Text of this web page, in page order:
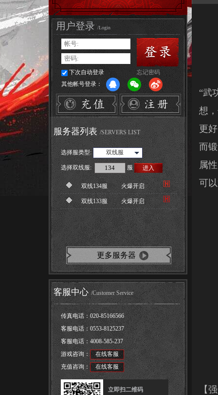
用户登录/Login
下次自动登录
忘记密码
其他帐号登录：
服务器列表 /SERVERS LIST
选择服类型: 双线服
选择双线服: 服 进入
双线134服 火爆开启
双线133服 火爆开启
更多服务器
客服中心 /Customer Service
传真电话： 020-85166566
客服电话：0553-8125237
客服电话： 4008-585-237
游戏咨询：
在线客服
充值咨询：
在线客服
立即扫二维码
“武
想
更
而
属
可
【